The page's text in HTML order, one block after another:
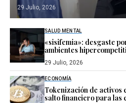
29 Julio, 2026
SALUD MENTAL
«sisifemia»: desgaste
ambientes
29 Julio, 2026
ECONOMÍA
Tokenización de activos en
salto financiero para las